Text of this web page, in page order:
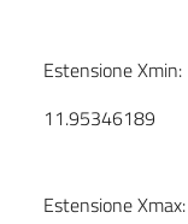
Estensione Xmin:
11.95346189
Estensione Xmax: